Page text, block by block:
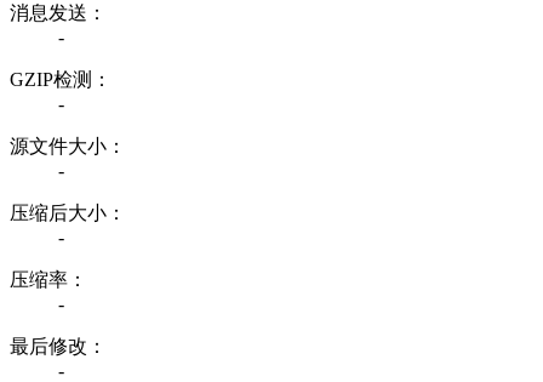
消息发送：
-
GZIP检测：
-
源文件大小：
-
压缩后大小：
-
压缩率：
-
最后修改：
-